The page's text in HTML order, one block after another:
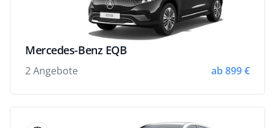
Mercedes-Benz EQB
2 Angebote ab 899 €